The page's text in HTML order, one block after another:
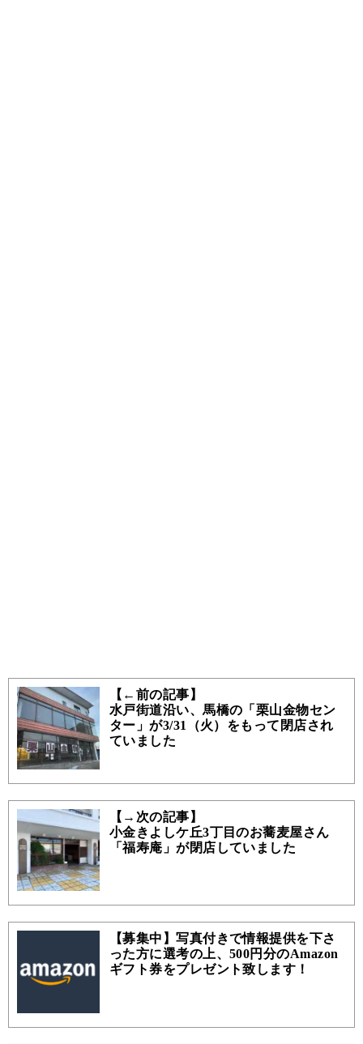
【←前の記事】
水戸街道沿い、馬橋の「栗山金物セン
ター」が3/31（火）をもって閉店され
ていました
【→次の記事】
小金きよしケ丘3丁目のお蕎麦屋さん
「福寿庵」が閉店していました
【募集中】写真付きで情報提供を下さ
った方に選考の上、500円分のAmazon
ギフト券をプレゼント致します！